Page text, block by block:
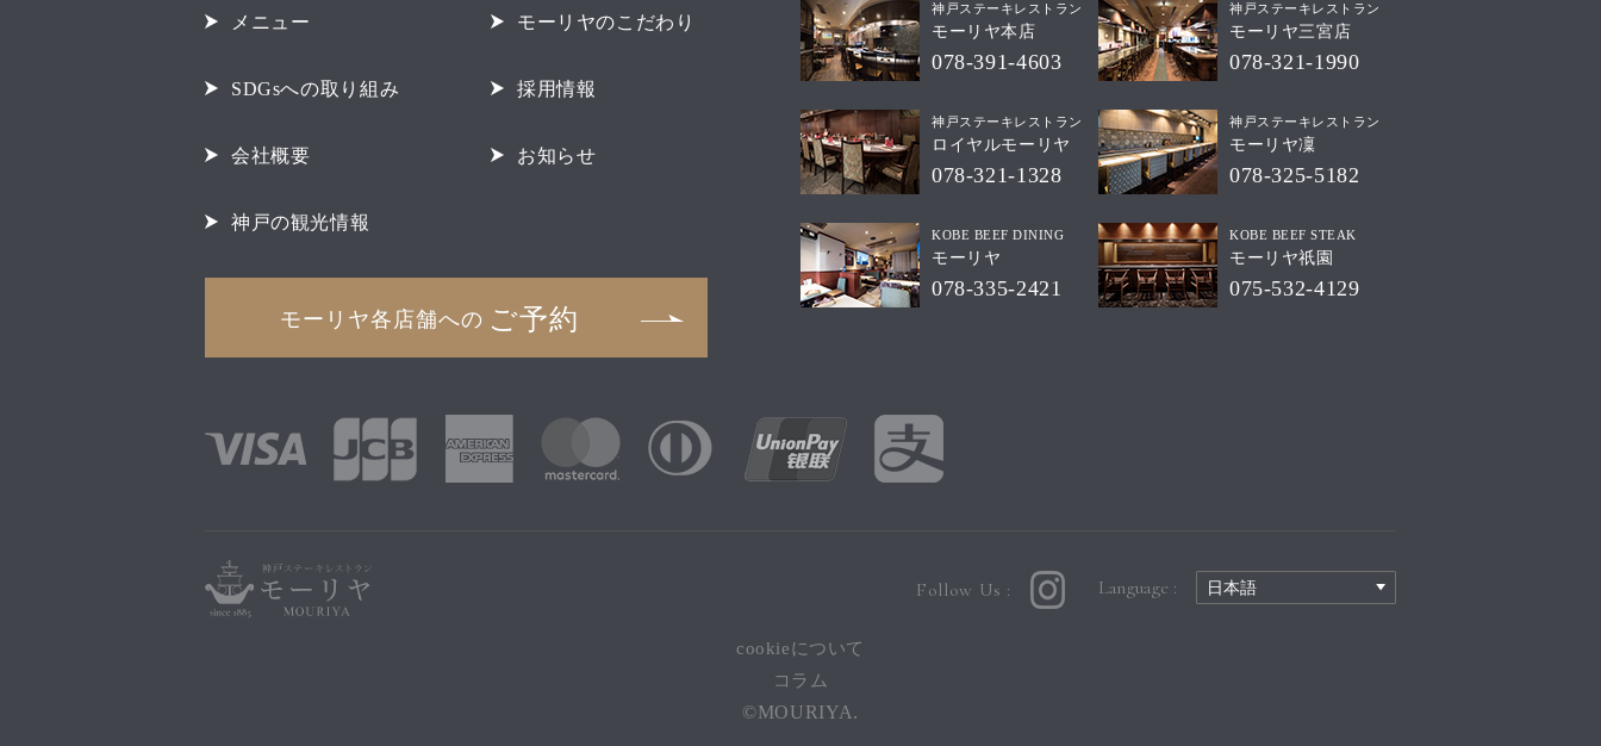
神戸ステーキレストラン
モーリヤ本店
078-391-4603
神戸ステーキレストラン
モーリヤ三宮店
078-321-1990
神戸ステーキレストラン
ロイヤルモーリヤ
078-321-1328
神戸ステーキレストラン
モーリヤ凜
078-325-5182
KOBE BEEF DINING
モーリヤ
078-335-2421
KOBE BEEF STEAK
モーリヤ祇園
075-532-4129
モーリヤ各店舗への ご予約
メニュー モーリヤのこだわり
SDGsへの取り組み 採用情報
会社概要 お知らせ
神戸の観光情報
Follow Us : Language :
cookieについて
コラム
©MOURIYA.